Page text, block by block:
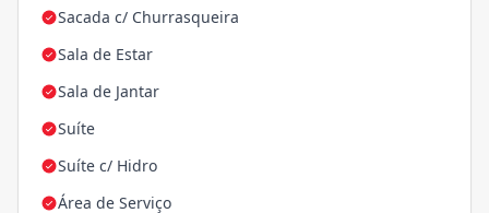
Sacada c/ Churrasqueira
Sala de Estar
Sala de Jantar
Suíte
Suíte c/ Hidro
Área de Serviço